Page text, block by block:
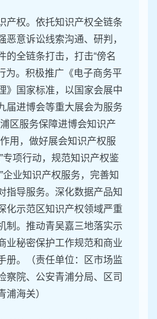
产权。依托知识产权全链条
恶意诉讼线索沟通、研判，
的全链条打击，打击“傍名
为。积极推广《电子商务平
》国家标准，以国家会展中
届进博会等重大展会为服务
区服务保障进博会知识产
用，做好展会知识产权服
专项行动，规范知识产权鉴
企业知识产权服务，完善知
指导服务。深化数据产品知
化示范区知识产权领域严重
制。推动青吴嘉三地落实示
业秘密保护工作规范和商业
册。（责任单位：区市场监
察院、公安青浦分局、区司
浦海关）